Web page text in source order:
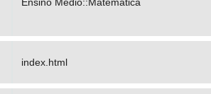
Ensino Médio::Matemática
index.html